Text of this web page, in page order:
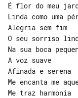
É flor do meu
Linda como uma
Alegria sem fim
O seu sorriso
Na sua boca
A voz suave
Afinada e serena
Me encanta me